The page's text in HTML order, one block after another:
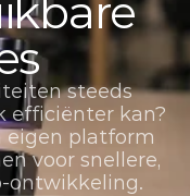
steeds
efficiënter kan?
eigen platform
voor snellere,
ontwikkeling.